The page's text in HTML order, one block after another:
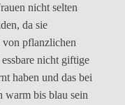
nicht selten
da sie
pflanzlichen
nicht giftige
haben und das bei
warm bis blau sein